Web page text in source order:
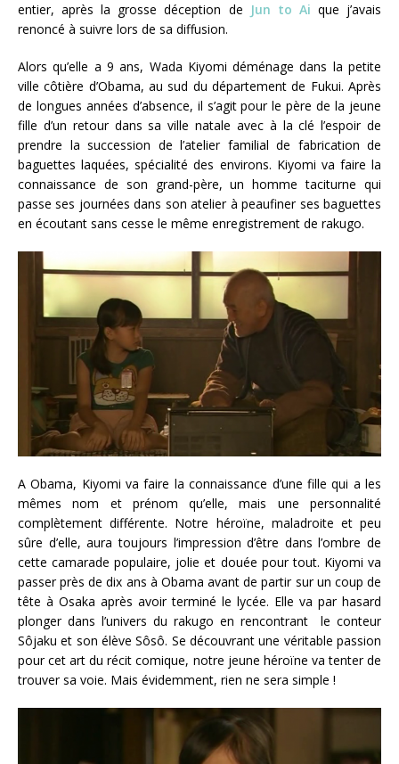
entier, après la grosse déception de Jun to Ai que j’avais
renoncé à suivre lors de sa diffusion.
Alors qu’elle a 9 ans, Wada Kiyomi déménage dans la petite
ville côtière d’Obama, au sud du département de Fukui. Après
de longues années d’absence, il s’agit pour le père de la jeune
fille d’un retour dans sa ville natale avec à la clé l’espoir de
prendre la succession de l’atelier familial de fabrication de
baguettes laquées, spécialité des environs. Kiyomi va faire la
connaissance de son grand-père, un homme taciturne qui
passe ses journées dans son atelier à peaufiner ses baguettes
en écoutant sans cesse le même enregistrement de rakugo.
A Obama, Kiyomi va faire la connaissance d’une fille qui a les
mêmes nom et prénom qu’elle, mais une personnalité
complètement différente. Notre héroïne, maladroite et peu
sûre d’elle, aura toujours l’impression d’être dans l’ombre de
cette camarade populaire, jolie et douée pour tout. Kiyomi va
passer près de dix ans à Obama avant de partir sur un coup de
tête à Osaka après avoir terminé le lycée. Elle va par hasard
plonger dans l’univers du rakugo en rencontrant le conteur
Sôjaku et son élève Sôsô. Se découvrant une véritable passion
pour cet art du récit comique, notre jeune héroïne va tenter de
trouver sa voie. Mais évidemment, rien ne sera simple !